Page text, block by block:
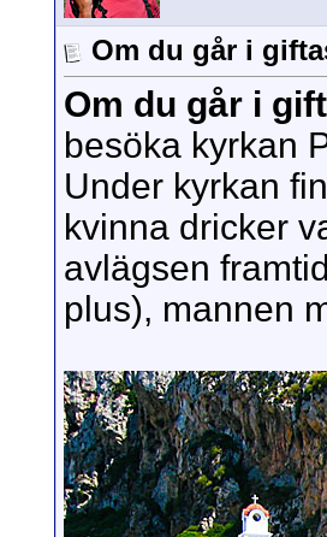
Om du går i
Om du går i
besöka kyrkan
Under kyrkan
kvinna dricker
avlägsen
plus), mannen